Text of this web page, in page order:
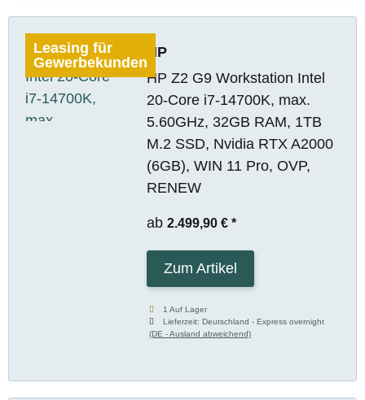
Leasing für
Gewerbekunden
HP
HP Z2 G9 Workstation Intel
20-Core i7-14700K, max.
5.60GHz, 32GB RAM, 1TB
M.2 SSD, Nvidia RTX A2000
(6GB), WIN 11 Pro, OVP,
RENEW
ab 2.499,90 € *
Zum Artikel
1 Auf Lager
Lieferzeit:Deutschland - Express overnight
(DE - Ausland abweichend)